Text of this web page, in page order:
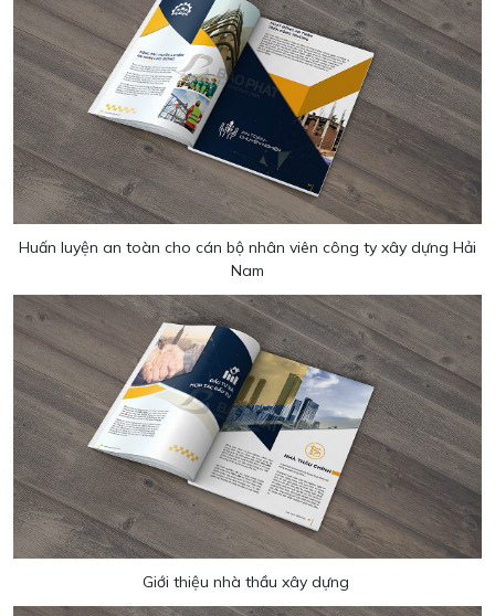
Huấn luyện an toàn cho cán bộ nhân viên công ty xây dựng Hải
Nam
Giới thiệu nhà thầu xây dựng